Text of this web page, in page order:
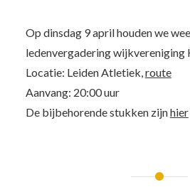
Op dinsdag 9 april houden we
ledenvergadering wijkvereniging
Locatie: Leiden Atletiek, route
Aanvang: 20:00 uur
De bijbehorende stukken zijnhier